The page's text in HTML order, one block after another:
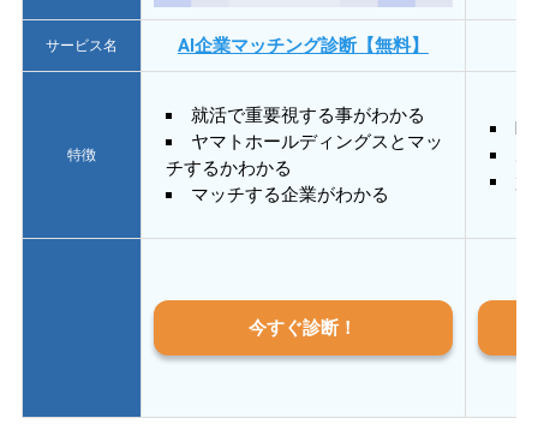
サービス名 AI企業マッチング診断【無料】
特徴
就活で重要視する事がわかる
ヤマトホールディングスとマッ
チするかわかる
マッチする企業がわかる
質
今すぐ診断！